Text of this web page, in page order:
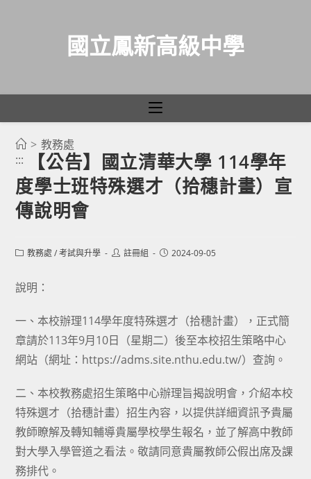
國立鳳新高級中學
> 教務處
:::
【公告】國立清華大學 114學年
度學士班特殊選才（拾穗計畫）宣
傳說明會
Post教務處 / 考試與升學
Post註冊組
Post2024-09-05
說明：
一、本校辦理114學年度特殊選才（拾穗計畫），正式簡
章請於113年9月10日（星期二）後至本校招生策略中心
網站（網址：https://adms.site.nthu.edu.tw/）查詢。
二、本校教務處招生策略中心辦理旨揭說明會，介紹本校
特殊選才（拾穗計畫）招生內容，以提供詳細資訊予貴屬
教師瞭解及轉知輔導貴屬學校學生報名，並了解高中教師
對大學入學管道之看法。敬請同意貴屬教師公假出席及課
務排代。